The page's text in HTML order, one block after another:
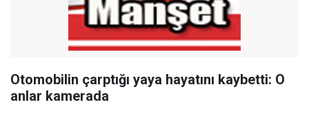
Otomobilin çarptığı yaya hayatını kaybetti: O
anlar kamerada